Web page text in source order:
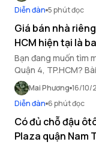
Diễn đàn 5 phút đọc
Giá bán nhà
HCM hiện tại là
Bạn đang muốn tìm
Quận 4, TP.HCM?
đến bạn các thông
này.
Mai Phương 16/10/
Diễn đàn 6 phút đọc
Có đủ chỗ đậu
Plaza quận Nam